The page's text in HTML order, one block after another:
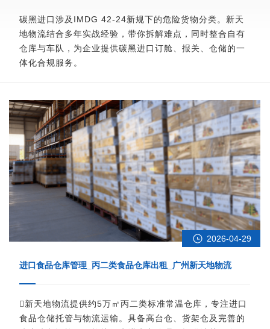
碳黑进口涉及IMDG 42-24新规下的危险货物分类。新天
地物流结合多年实战经验，带你拆解难点，同时整合自有
仓库与车队，为企业提供碳黑进口订舱、报关、仓储的一
体化合规服务。
2026-04-29
进口食品仓库管理_丙二类食品仓库出租_广州新天地物流
新天地物流提供约5万㎡丙二类标准常温仓库，专注进口
食品仓储托管与物流运输。具备高台仓、货架仓及完善的